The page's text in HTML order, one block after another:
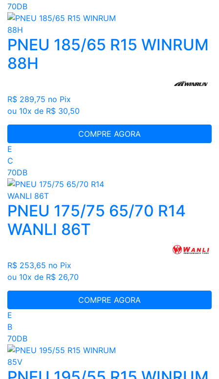
70DB
PNEU 185/65 R15 WINRUM
88H
R$ 289,75 no Pix
ou 10x de R$ 30,50
COMPRE AGORA
E
C
70DB
PNEU 175/75 65/70 R14
WANLI 86T
R$ 253,65 no Pix
ou 10x de R$ 26,70
COMPRE AGORA
E
B
70DB